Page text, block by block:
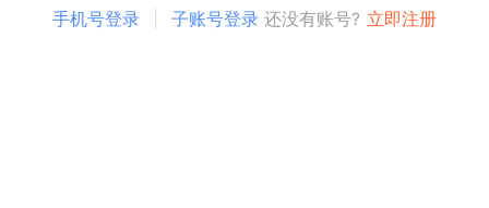
手机号登录 子账号登录 还没有账号? 立即注册